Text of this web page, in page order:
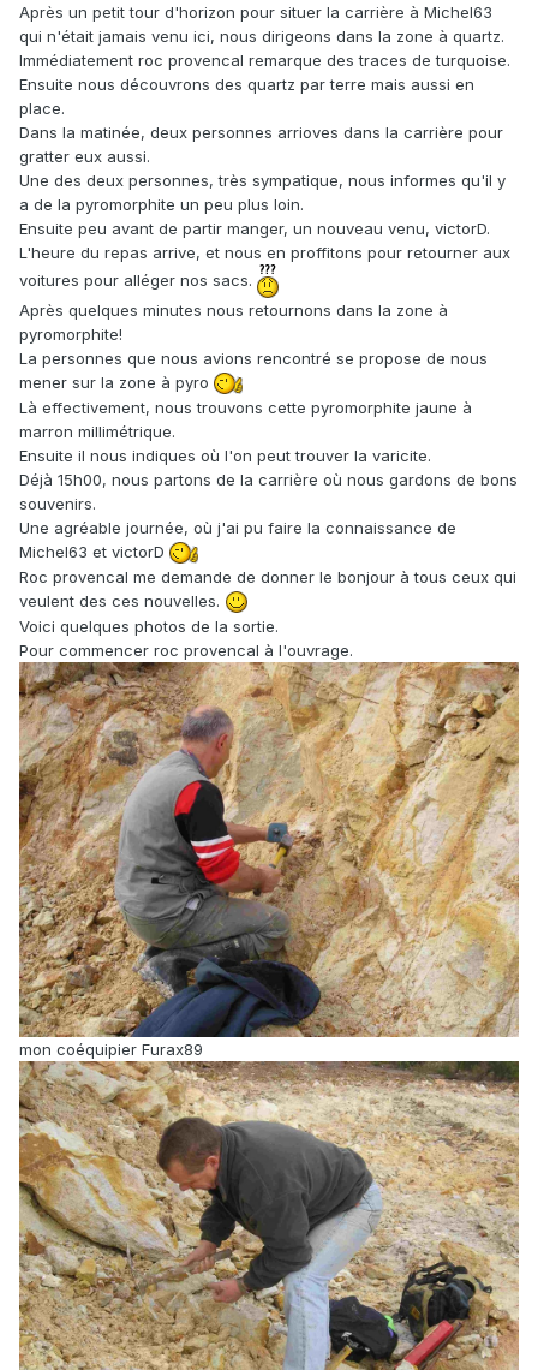
Après un petit tour d'horizon pour situer la carrière à Michel63
qui n'était jamais venu ici, nous dirigeons dans la zone à quartz.
Immédiatement roc provencal remarque des traces de turquoise.
Ensuite nous découvrons des quartz par terre mais aussi en
place.
Dans la matinée, deux personnes arrioves dans la carrière pour
gratter eux aussi.
Une des deux personnes, très sympatique, nous informes qu'il y
a de la pyromorphite un peu plus loin.
Ensuite peu avant de partir manger, un nouveau venu, victorD.
L'heure du repas arrive, et nous en proffitons pour retourner aux
voitures pour alléger nos sacs.
Après quelques minutes nous retournons dans la zone à
pyromorphite!
La personnes que nous avions rencontré se propose de nous
mener sur la zone à pyro
Là effectivement, nous trouvons cette pyromorphite jaune à
marron millimétrique.
Ensuite il nous indiques où l'on peut trouver la varicite.
Déjà 15h00, nous partons de la carrière où nous gardons de bons
souvenirs.
Une agréable journée, où j'ai pu faire la connaissance de
Michel63 et victorD
Roc provencal me demande de donner le bonjour à tous ceux qui
veulent des ces nouvelles.
Voici quelques photos de la sortie.
Pour commencer roc provencal à l'ouvrage.
mon coéquipier Furax89